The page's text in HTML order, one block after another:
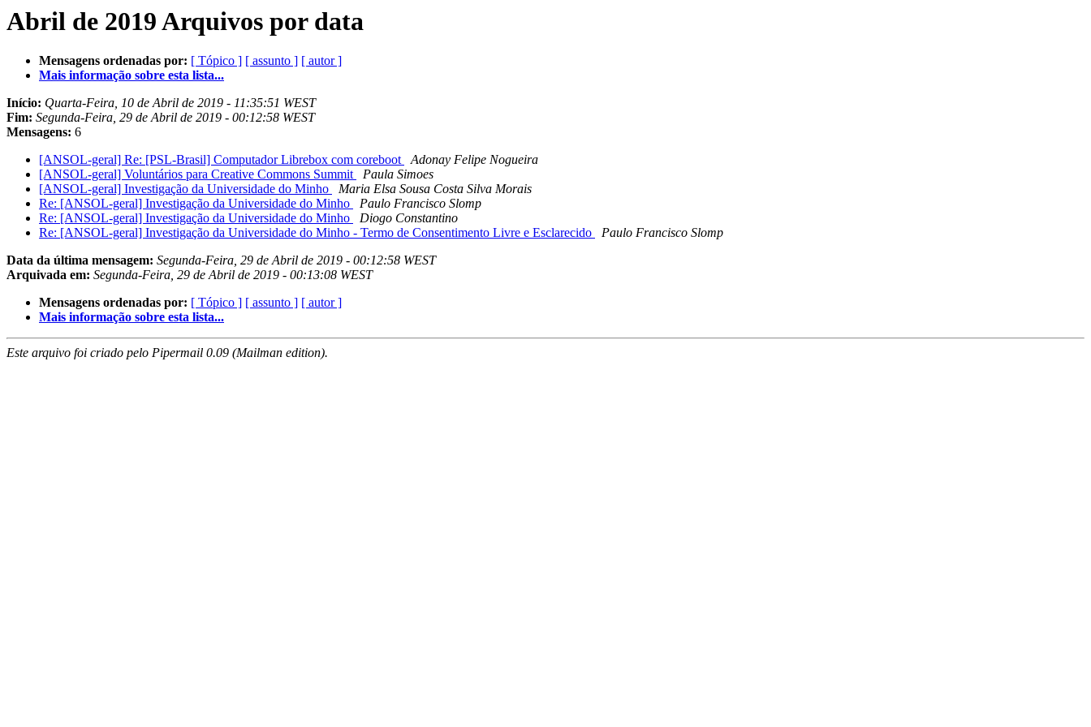
Abril de 2019 Arquivos por data
Mensagens ordenadas por: [ Tópico ] [ assunto ] [ autor ]
Mais informação sobre esta lista...
Início: Quarta-Feira, 10 de Abril de 2019 - 11:35:51 WEST
Fim: Segunda-Feira, 29 de Abril de 2019 - 00:12:58 WEST
Mensagens: 6
[ANSOL-geral] Re: [PSL-Brasil] Computador Librebox com coreboot
Adonay Felipe Nogueira
[ANSOL-geral] Voluntários para Creative Commons Summit
Paula Simoes
[ANSOL-geral] Investigação da Universidade do Minho
Maria Elsa Sousa Costa Silva Morais
Re: [ANSOL-geral] Investigação da Universidade do Minho
Paulo Francisco Slomp
Re: [ANSOL-geral] Investigação da Universidade do Minho
Diogo Constantino
Re: [ANSOL-geral] Investigação da Universidade do Minho - Termo de Consentimento Livre e Esclarecido
Paulo Francisco Slomp
Data da última mensagem: Segunda-Feira, 29 de Abril de 2019 - 00:12:58 WEST
Arquivada em: Segunda-Feira, 29 de Abril de 2019 - 00:13:08 WEST
Mensagens ordenadas por: [ Tópico ] [ assunto ] [ autor ]
Mais informação sobre esta lista...
Este arquivo foi criado pelo Pipermail 0.09 (Mailman edition).